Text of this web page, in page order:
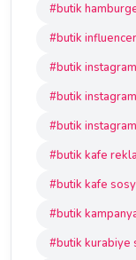
#butik
#butik influencer
#butik
#butik
#butik
#butik kafe
#butik kafe
#butik
#butik kurabiye